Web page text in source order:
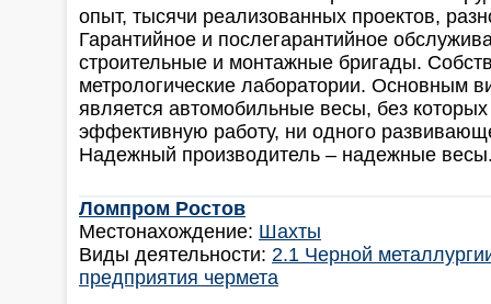
опыт, тысячи реализованных проектов,
Гарантийное и послегарантийное
строительные и монтажные бригады.
метрологические лаборатории. Основным
является автомобильные весы, без
эффективную работу, ни одного
Надежный производитель – надежные
Ломпром Ростов
Местонахождение: Шахты
Виды деятельности: 2.1 Черной
предприятия чермета